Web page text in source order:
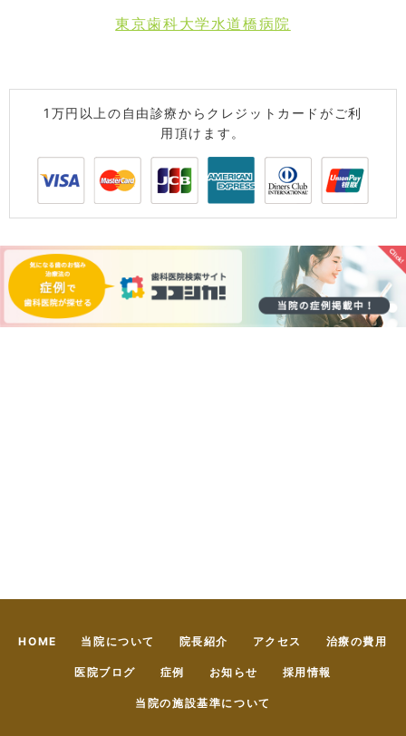
東京歯科大学水道橋病院
1万円以上の自由診療からクレジットカードがご利
用頂けます。
HOME 当院について 院長紹介 アクセス 治療の費用
医院ブログ 症例 お知らせ 採用情報
当院の施設基準について